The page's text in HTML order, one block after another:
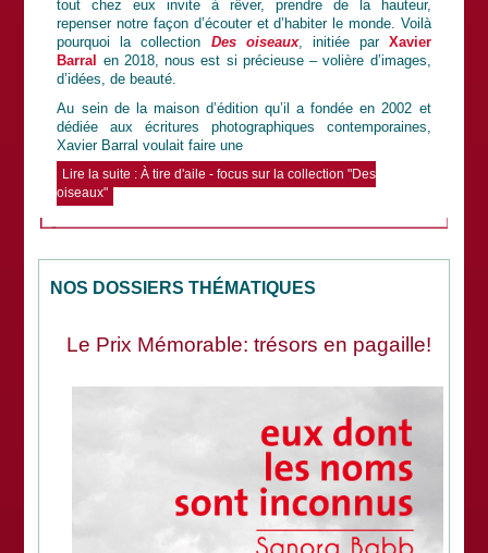
tout chez eux invite à rêver, prendre de la hauteur,
repenser notre façon d’écouter et d’habiter le monde. Voilà
pourquoi la collection Des oiseaux, initiée par Xavier
Barral en 2018, nous est si précieuse – volière d’images,
d’idées, de beauté.
Au sein de la maison d’édition qu’il a fondée en 2002 et
dédiée aux écritures photographiques contemporaines,
Xavier Barral voulait faire une
Lire la suite : À tire d'aile - focus sur la collection "Des
oiseaux"
NOS DOSSIERS THÉMATIQUES
Le Prix Mémorable: trésors en pagaille!